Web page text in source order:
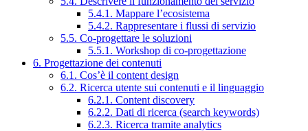
5.4.1. Mappare l’ecosistema
5.4.2. Rappresentare i flussi di servizio
5.5. Co-progettare le soluzioni
5.5.1. Workshop di co-progettazione
6. Progettazione dei contenuti
6.1. Cos’è il content design
6.2. Ricerca utente sui contenuti e il linguaggio
6.2.1. Content discovery
6.2.2. Dati di ricerca (search keywords)
6.2.3. Ricerca tramite analytics